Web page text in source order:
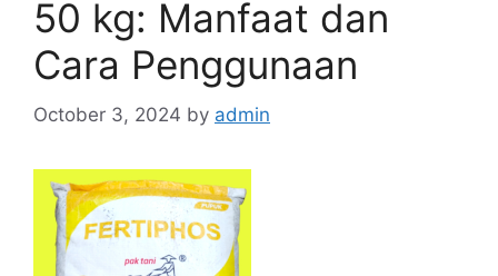
50 kg: Manfaat dan
Cara Penggunaan
October 3, 2024 by admin